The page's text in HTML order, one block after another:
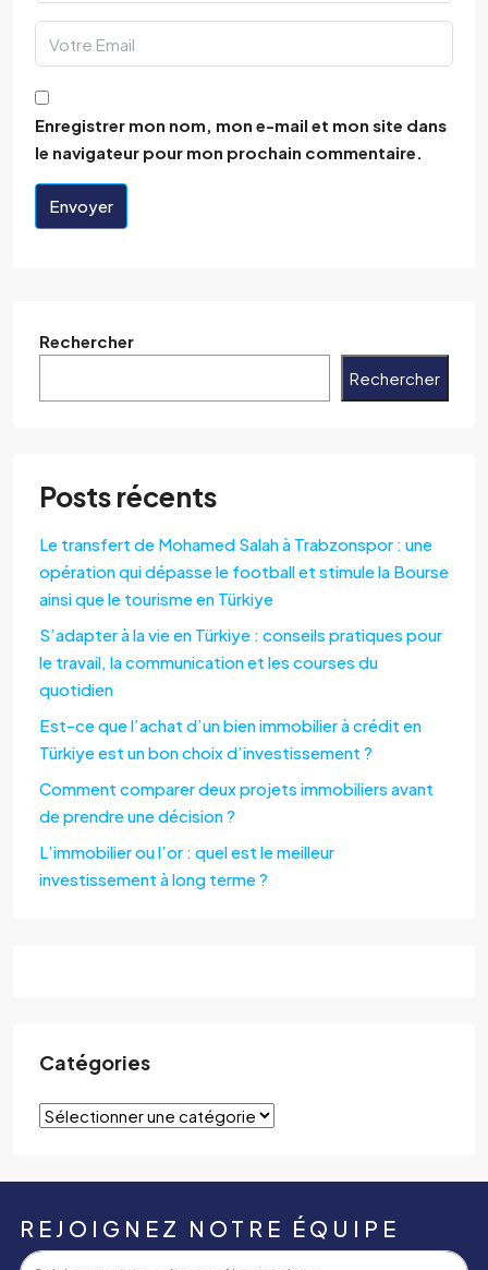
Enregistrer mon nom, mon e-mail et mon site dans
le navigateur pour mon prochain commentaire.
Envoyer
Rechercher
Rechercher
Posts récents
Le transfert de Mohamed Salah à Trabzonspor : une
opération qui dépasse le football et stimule la Bourse
ainsi que le tourisme en Türkiye
S’adapter à la vie en Türkiye : conseils pratiques pour
le travail, la communication et les courses du
quotidien
Est-ce que l’achat d’un bien immobilier à crédit en
Türkiye est un bon choix d’investissement ?
Comment comparer deux projets immobiliers avant
de prendre une décision ?
L’immobilier ou l’or : quel est le meilleur
investissement à long terme ?
Catégories
REJOIGNEZ NOTRE ÉQUIPE